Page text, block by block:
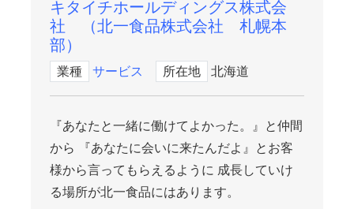
キタイチホールディングス株式会
社 （北一食品株式会社 札幌本
部）
業種 サービス 所在地 北海道
『あなたと一緒に働けてよかった。』と仲間
から 『あなたに会いに来たんだよ』とお客
様から言ってもらえるように 成長していけ
る場所が北一食品にはあります。